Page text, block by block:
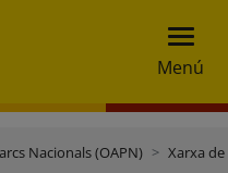
Menú
Nacionals (OAPN) Xarxa